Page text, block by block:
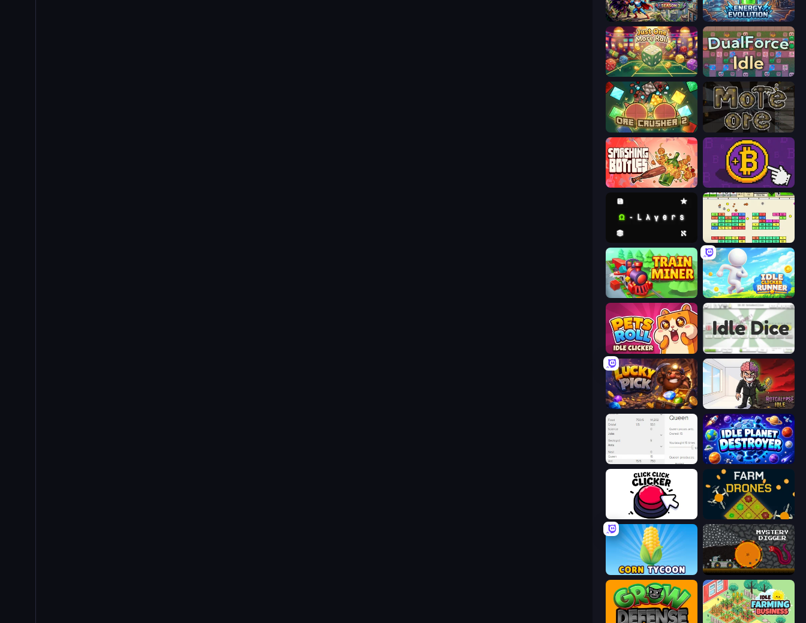
Llama Legends Energy Evolution
Just One More Roll DualForce Idle
OreCrusher 2 More Ore
Smashing Bottles Money Maker
Omega Layers Idle Breakout
Train Miner Idle Clicker Runner
Pets Roll: Idle Clicker Idle Dice
Lucky Pick Rotcalypse: Idle Incremental
Idle Ants Idle Planet Destroyer
Click Click Clicker Farm Drones
Corn Tycoon Mystery Digger